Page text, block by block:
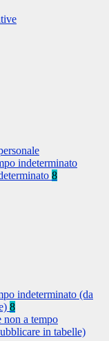
indeterminato
8
indeterminato (da
8
non a tempo
in tabelle)